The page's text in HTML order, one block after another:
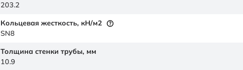
203.2
Кольцевая жесткость, кН/м2
SN8
Толщина стенки трубы, мм
10.9